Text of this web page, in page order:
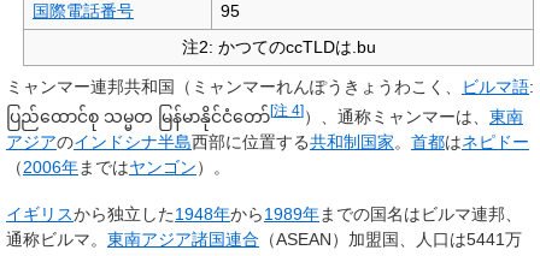
国際電話番号
95
注2: かつてのccTLDは.bu
ミャンマー連邦共和国 （ミャンマーれんぽうきょうわこく、 ビルマ語:
ပြည်ထောင်စု သမ္မတ မြန်မာနိုင်ငံတော်[注 4]）、通称ミャンマーは、 東南
アジアのインドシナ半島西部に位置する共和制 国家。 首都はネピドー
（2006年まではヤンゴン）。
イギリスから独立した1948年から1989年までの国名はビルマ連邦、
通称ビルマ。 東南アジア諸国連合 （ASEAN）加盟国、人口は5441万